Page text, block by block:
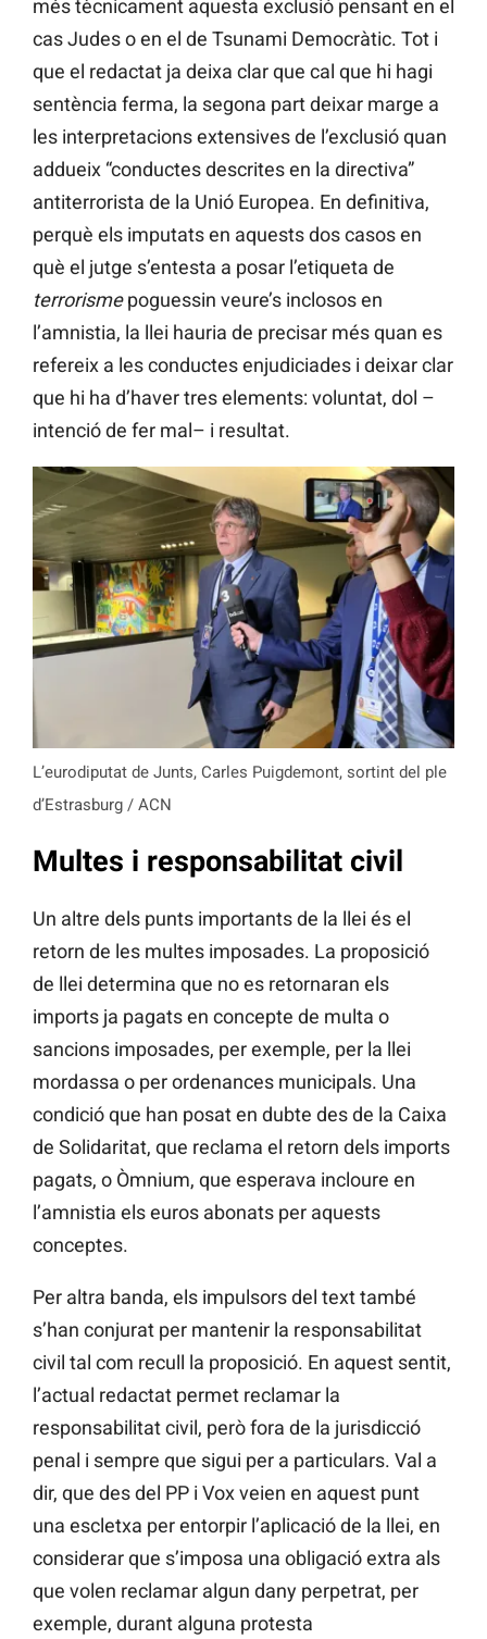
més tècnicament aquesta exclusió pensant en el
cas Judes o en el de Tsunami Democràtic. Tot i
que el redactat ja deixa clar que cal que hi hagi
sentència ferma, la segona part deixar marge a
les interpretacions extensives de l’exclusió quan
addueix “conductes descrites en la directiva”
antiterrorista de la Unió Europea. En definitiva,
perquè els imputats en aquests dos casos en
què el jutge s’entesta a posar l’etiqueta de
terrorismepoguessin veure’s inclosos en
l’amnistia, la llei hauria de precisar més quan es
refereix a les conductes enjudiciades i deixar clar
que hi ha d’haver tres elements: voluntat, dol –
intenció de fer mal– i resultat.
L’eurodiputat de Junts, Carles Puigdemont, sortint del ple
d’Estrasburg / ACN
Multes i responsabilitat civil
Un altre dels punts importants de la llei és el
retorn de les multes imposades. La proposició
de llei determina que no es retornaran els
imports ja pagats en concepte de multa o
sancions imposades, per exemple, per la llei
mordassa o per ordenances municipals. Una
condició que han posat en dubte des de la Caixa
de Solidaritat, que reclama el retorn dels imports
pagats, o Òmnium, que esperava incloure en
l’amnistia els euros abonats per aquests
conceptes.
Per altra banda, els impulsors del text també
s’han conjurat per mantenir la responsabilitat
civil tal com recull la proposició. En aquest sentit,
l’actual redactat permet reclamar la
responsabilitat civil, però fora de la jurisdicció
penal i sempre que sigui per a particulars. Val a
dir, que des del PP i Vox veien en aquest punt
una escletxa per entorpir l’aplicació de la llei, en
considerar que s’imposa una obligació extra als
que volen reclamar algun dany perpetrat, per
exemple, durant alguna protesta